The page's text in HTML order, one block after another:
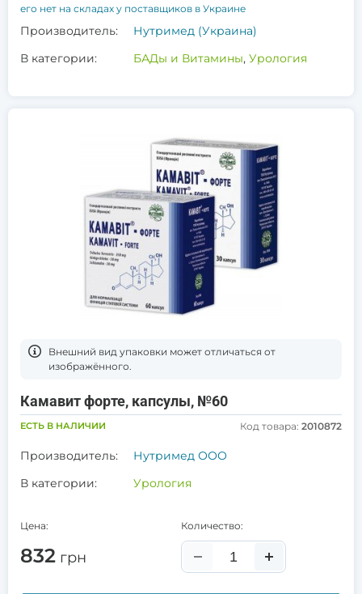
его нет на складах у поставщиков в Украине
Производитель:
Нутримед (Украина)
В категории:
БАДы и Витамины, Урология
Bнешний вид упаковки может отличаться от
изображённого.
Камавит форте, капсулы, №60
ЕСТЬ В НАЛИЧИИ Код товара: 2010872
Производитель:
Нутримед ООО
В категории:
Урология
Цена:
832 грн
Количество: